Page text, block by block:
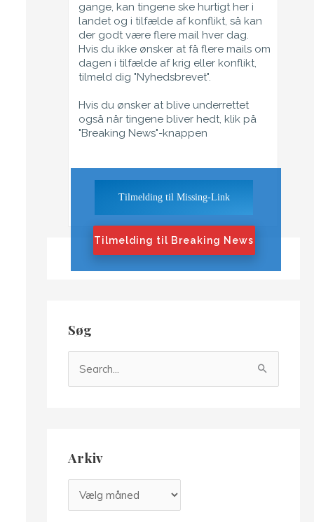
gange, kan tingene ske hurtigt her i
landet og i tilfælde af konflikt, så kan
der godt være flere mail hver dag.
Hvis du ikke ønsker at få flere mails om
dagen i tilfælde af krig eller konflikt,
tilmeld dig "Nyhedsbrevet".
Hvis du ønsker at blive underrettet
også når tingene bliver hedt, klik på
"Breaking News"-knappen
Tilmelding til Breaking News
Tilmelding til Missing-Link
Søg
t
e
Arkiv
r